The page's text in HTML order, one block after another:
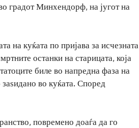
градот Минхендорф, на југот на
на куќата по пријава за исчезната
останки на старицата, која
биле во напредна фаза на
во куќата. Според
повремено доаѓа да го